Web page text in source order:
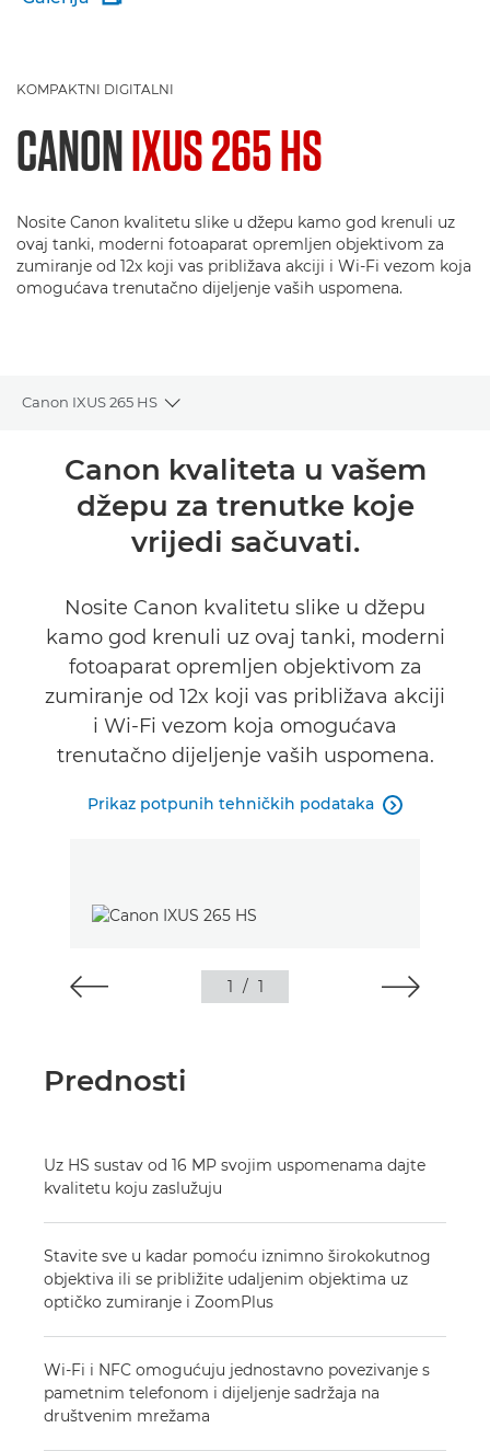
KOMPAKTNI DIGITALNI
CANONIXUS 265 HS
Nosite Canon kvalitetu slike u džepu kamo god krenuli uz
ovaj tanki, moderni fotoaparat opremljen objektivom za
zumiranje od 12x koji vas približava akciji i Wi-Fi vezom koja
omogućava trenutačno dijeljenje vaših uspomena.
Canon IXUS 265 HS
Toggle breadcrumbs
Pregled
Tehnički podaci
Canon kvaliteta u vašem
džepu za trenutke koje
vrijedi sačuvati.
Nosite Canon kvalitetu slike u džepu
kamo god krenuli uz ovaj tanki, moderni
fotoaparat opremljen objektivom za
zumiranje od 12x koji vas približava akciji
i Wi-Fi vezom koja omogućava
trenutačno dijeljenje vaših uspomena.
Prikaz potpunih tehničkih podataka 
1 / 1
Prednosti
Uz HS sustav od 16 MP svojim uspomenama dajte
kvalitetu koju zaslužuju
Stavite sve u kadar pomoću iznimno širokokutnog
objektiva ili se približite udaljenim objektima uz
optičko zumiranje i ZoomPlus
Wi-Fi i NFC omogućuju jednostavno povezivanje s
pametnim telefonom i dijeljenje sadržaja na
društvenim mrežama